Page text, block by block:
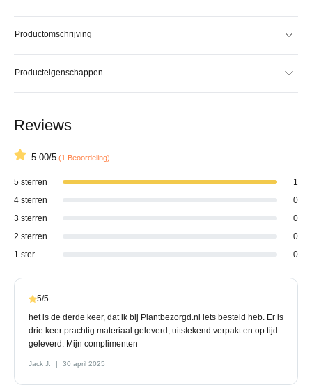
Productomschrijving
Producteigenschappen
Reviews
5.00/5 (1 Beoordeling)
5 sterren
1
4 sterren
0
3 sterren
0
2 sterren
0
1 ster
0
5/5
het is de derde keer, dat ik bij Plantbezorgd.nl iets besteld heb. Er is
drie keer prachtig materiaal geleverd, uitstekend verpakt en op tijd
geleverd. Mijn complimenten
Jack J. 30 april 2025